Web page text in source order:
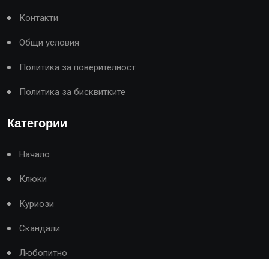
Контакти
Общи условия
Политика за поверителност
Политика за бисквитките
Категории
Начало
Клюки
Куриози
Скандали
Любопитно